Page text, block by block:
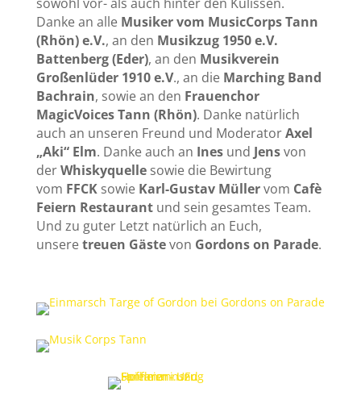
Danke an alle Musiker vom MusicCorps Tann
(Rhön) e.V., an den Musikzug 1950 e.V.
Battenberg (Eder), an den Musikverein
Großenlüder 1910 e.V., an die Marching Band
Bachrain, sowie an den Frauenchor
MagicVoices Tann (Rhön). Danke natürlich
auch an unseren Freund und ModeratorAxel
„Aki“ Elm. Danke auch an Ines und Jensvon
derWhiskyquelle sowie die Bewirtung
vom FFCK sowie Karl-Gustav Müllervom Cafè
Feiern Restaurantund sein gesamtes Team.
Und zu guter Letzt natürlich an Euch,
unseretreuen Gästevon Gordons on Parade.